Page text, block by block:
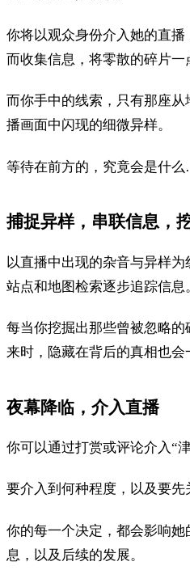
你将以观众身份介入她的直
而收集信息，将零散的碎片一
而你手中的线索，只有那座
播画面中闪现的细微异样。
等待在前方的，究竟会是什
捕捉异样，串联信息，
以直播中出现的杂音与异样
站点和地图检索逐步追踪信息
每当你挖掘出那些曾被忽略
来时，隐藏在背后的真相也会
夜幕降临，介入直播
你可以通过打赏或评论介入“津
要介入到何种程度，以及要先
你的每一个决定，都会影响
息，以及后续的发展。